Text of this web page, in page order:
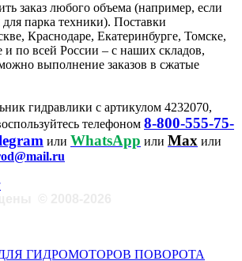
заказ любого объема (например, если
для парка техники). Поставки
Краснодаре, Екатеринбурге, Томске,
и по всей России – с наших складов,
выполнение заказов в сжатые
гидравлики с артикулом 4232070,
телефоном 8-800-555-75-
или WhatsApp или Max или
ГИДРОМОТОРОВ ПОВОРОТА